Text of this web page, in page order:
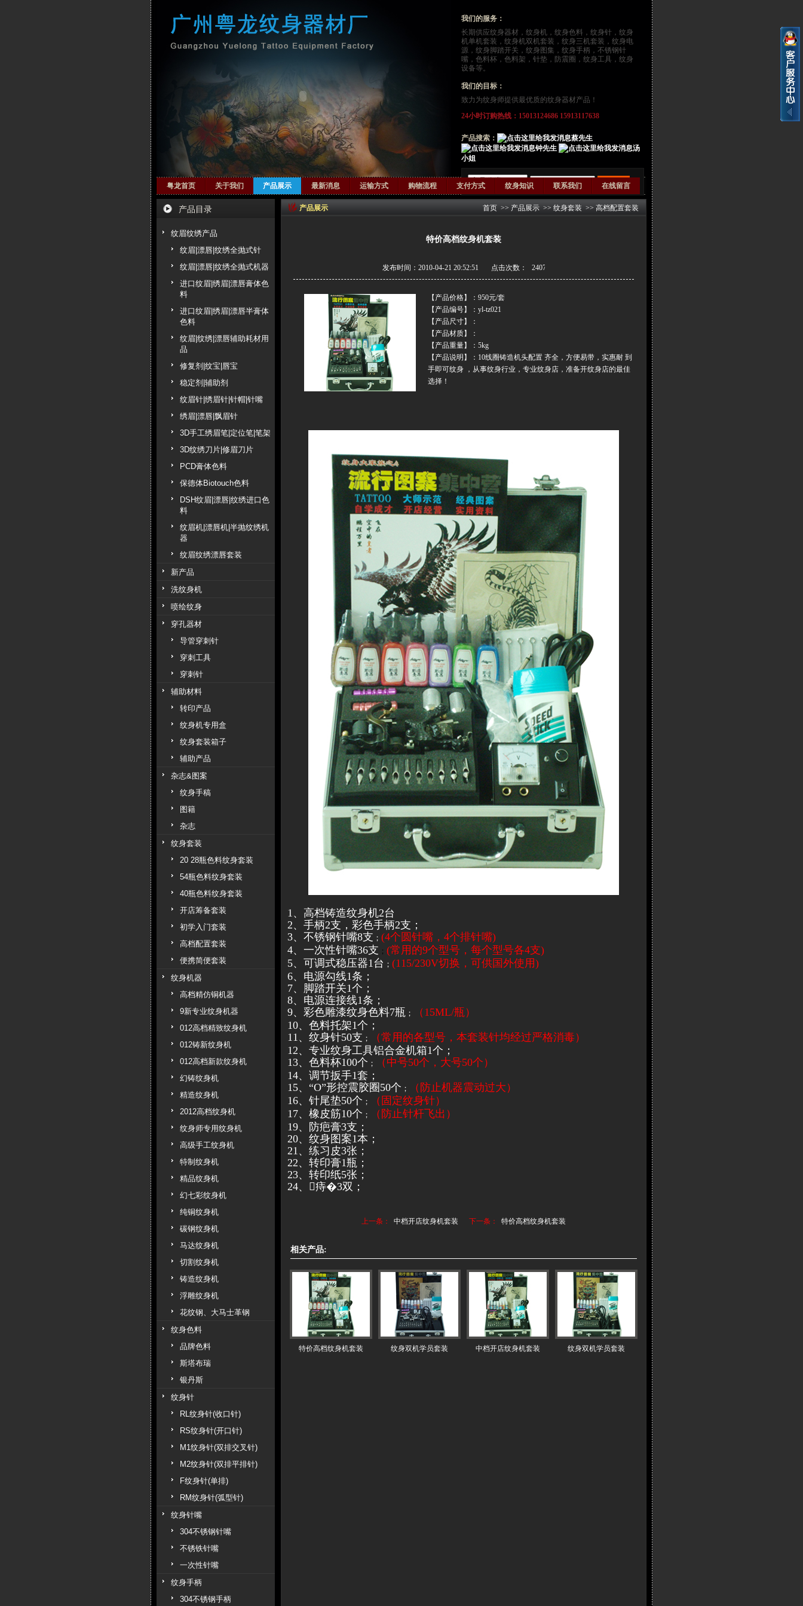
我们的服务：
长期供应纹身器材 ， 纹身机 ， 纹身色料 ， 纹身针 ，纹身
机单机套装，纹身机双机套装，纹身三机套装，纹身电
源，纹身脚踏开关，纹身图集，纹身手柄，不锈钢针
嘴，色料杯，色料架，针垫，防震圈，纹身工具，纹身
设备等。
我们的目标：
致力为纹身师提供最优质的纹身器材产品！
24小时订购热线：15013124686 15913117638
产品搜索：
蔡先生
钟先生
汤
小姐
粤龙首页 关于我们 产品展示 最新消息 运输方式 购物流程 支付方式 纹身知识 联系我们 在线留言
产品目录
纹眉纹绣产品
纹眉|漂唇|纹绣全抛式针
纹眉|漂唇|纹绣全抛式机器
进口纹眉|绣眉|漂唇膏体色
料
进口纹眉|绣眉|漂唇半膏体
色料
纹眉|纹绣|漂唇辅助耗材用
品
修复剂|纹宝|唇宝
稳定剂|辅助剂
纹眉针|绣眉针|针帽|针嘴
绣眉|漂唇|飘眉针
3D手工绣眉笔|定位笔|笔架
3D纹绣刀片|修眉刀片
PCD膏体色料
保德体Biotouch色料
DSH纹眉|漂唇|纹绣进口色
料
纹眉机|漂唇机|半抛纹绣机
器
纹眉纹绣漂唇套装
新产品
洗纹身机
喷绘纹身
穿孔器材
导管穿刺针
穿刺工具
穿刺针
辅助材料
转印产品
纹身机专用盒
纹身套装箱子
辅助产品
杂志&图案
纹身手稿
图籍
杂志
纹身套装
20 28瓶色料纹身套装
54瓶色料纹身套装
40瓶色料纹身套装
开店筹备套装
初学入门套装
高档配置套装
便携简便套装
纹身机器
高档精仿铜机器
9新专业纹身机器
012高档精致纹身机
012铸新纹身机
012高档新款纹身机
幻铸纹身机
精造纹身机
2012高档纹身机
纹身师专用纹身机
高级手工纹身机
特制纹身机
精品纹身机
幻七彩纹身机
纯铜纹身机
碳钢纹身机
马达纹身机
切割纹身机
铸造纹身机
浮雕纹身机
花纹钢、大马士革钢
纹身色料
品牌色料
斯塔布瑞
银丹斯
纹身针
RL纹身针(收口针)
RS纹身针(开口针)
M1纹身针(双排交叉针)
M2纹身针(双排平排针)
F纹身针(单排)
RM纹身针(弧型针)
纹身针嘴
304不锈钢针嘴
不锈铁针嘴
一次性针嘴
纹身手柄
304不锈钢手柄
产品展示 首页 >> 产品展示 >> 纹身套装 >> 高档配置套装
特价高档纹身机套装
发布时间：2010-04-21 20:52:51 点击次数：
【产品价格】：950元/套
【产品编号】：yl-tz021
【产品尺寸】：
【产品材质】：
【产品重量】：5kg
【产品说明】：10线圈铸造机头配置 齐全，方便易带，实惠耐 到
手即可纹身 ，从事纹身行业，专业纹身店，准备开纹身店的最佳
选择！
1、高档铸造纹身机2台
2、手柄2支，彩色手柄2支；
3、不锈钢针嘴8支 ； (4个圆针嘴，4个排针嘴)
4、一次性针嘴36支 ； (常用的9个型号，每个型号各4支)
5、可调式稳压器1台 ； (115/230V切换，可供国外使用)
6、电源勾线1条；
7、脚踏开关1个；
8、电源连接线1条；
9、彩色雕漆纹身色料7瓶 ；
（15ML/瓶）
10、色料托架1个；
11、纹身针50支 ；
（常用的各型号，本套装针均经过严格消毒）
12、专业纹身工具铝合金机箱1个；
13、色料杯100个 ；
（中号50个，大号50个）
14、调节扳手1套；
15、“O”形控震胶圈50个 ；
（防止机器震动过大）
16、针尾垫50个 ；
（固定纹身针）
17、橡皮筋10个 ；
（防止针杆飞出）
19、防疤膏3支；
20、纹身图案1本；
21、练习皮3张；
22、转印膏1瓶；
23、转印纸5张；
24、痔�3双；
上一条： 中档开店纹身机套装 下一条： 特价高档纹身机套装
相关产品:
特价高档纹身机套装 纹身双机学员套装 中档开店纹身机套装 纹身双机学员套装